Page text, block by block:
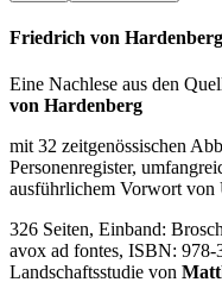
Friedrich von
Eine Nachlese aus den
von Hardenberg
mit 32 zeitgenössischen
Personenregister,
ausführlichem Vorwort von
326 Seiten, Einband:
avox ad fontes, ISBN:
Landschaftsstudie von